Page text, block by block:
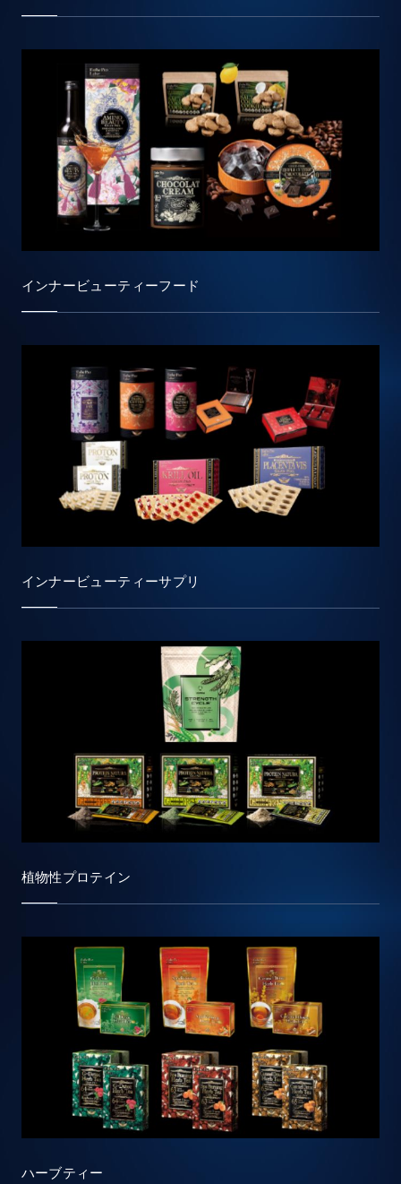
インナービューティーフード
インナービューティーサプリ
植物性プロテイン
ハーブティー